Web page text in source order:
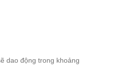
dao động trong khoảng